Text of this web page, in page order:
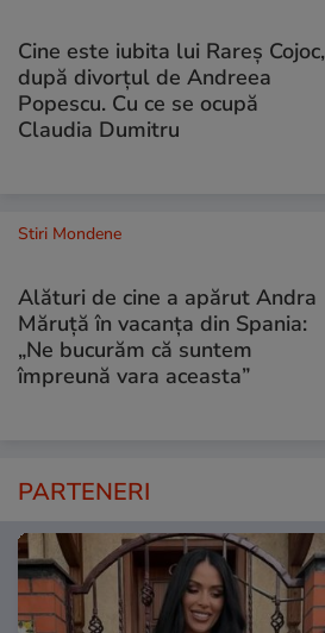
Cine este iubita lui Rareș Cojoc,
după divorțul de Andreea
Popescu. Cu ce se ocupă
Claudia Dumitru
Stiri Mondene
Alături de cine a apărut Andra
Măruță în vacanța din Spania:
„Ne bucurăm că suntem
împreună vara aceasta”
PARTENERI